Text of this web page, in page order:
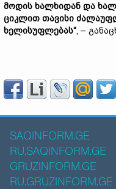
მოდის ხალხიდან და
ციკლით თავისი
ხელისუფლებას“, –
SAQINFORM.GE
RU.SAQINFORM.GE
GRUZINFORM.GE
RU.GRUZINFORM.GE